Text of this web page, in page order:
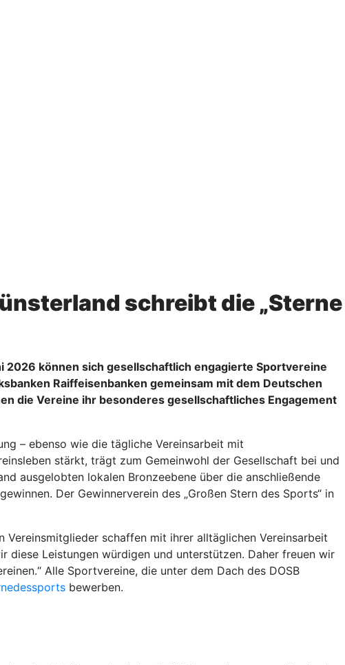
schreibt die „Sterne
2026 können sich gesellschaftlich engagierte Sportvereine
Raiffeisenbanken gemeinsam mit dem Deutschen
die Vereine ihr besonderes gesellschaftliches Engagement
– ebenso wie die tägliche Vereinsarbeit mit
stärkt, trägt zum Gemeinwohl der Gesellschaft bei und
ausgelobten lokalen Bronzeebene über die anschließende
Der Gewinnerverein des „Großen Stern des Sports“ in
schaffen mit ihrer alltäglichen Vereinsarbeit
diese Leistungen würdigen und unterstützen. Daher freuen wir
Alle Sportvereine, die unter dem Dach des DOSB
bewerben.